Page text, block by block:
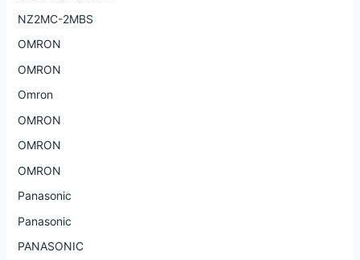
NZ2MC-2MBS
OMRON
OMRON
Omron
OMRON
OMRON
OMRON
Panasonic
Panasonic
PANASONIC